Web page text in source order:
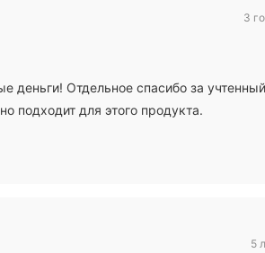
деньги! Отдельное спасибо за учтенный
подходит для этого продукта.
3
5